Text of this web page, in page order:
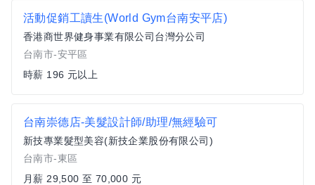
活動促銷工讀生(World Gym台南安平店)
香港商世界健身事業有限公司台灣分公司
台南市-安平區
時薪 196 元以上
台南崇德店-美髮設計師/助理/無經驗可
新技專業髮型美容(新技企業股份有限公司)
台南市-東區
月薪 29,500 至 70,000 元